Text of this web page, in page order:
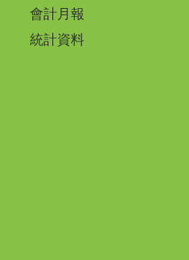
會計月報
統計資料